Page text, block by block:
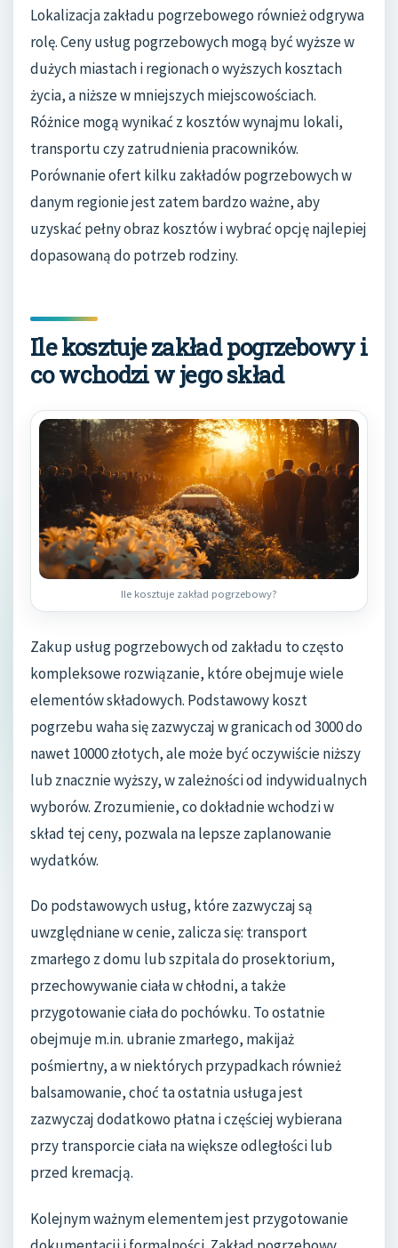
Lokalizacja zakładu pogrzebowego również odgrywa
rolę. Ceny usług pogrzebowych mogą być wyższe w
dużych miastach i regionach o wyższych kosztach
życia, a niższe w mniejszych miejscowościach.
Różnice mogą wynikać z kosztów wynajmu lokali,
transportu czy zatrudnienia pracowników.
Porównanie ofert kilku zakładów pogrzebowych w
danym regionie jest zatem bardzo ważne, aby
uzyskać pełny obraz kosztów i wybrać opcję najlepiej
dopasowaną do potrzeb rodziny.
Ile kosztuje zakład pogrzebowy i
co wchodzi w jego skład
Ile kosztuje zakład pogrzebowy?
Zakup usług pogrzebowych od zakładu to często
kompleksowe rozwiązanie, które obejmuje wiele
elementów składowych. Podstawowy koszt
pogrzebu waha się zazwyczaj w granicach od 3000 do
nawet 10000 złotych, ale może być oczywiście niższy
lub znacznie wyższy, w zależności od indywidualnych
wyborów. Zrozumienie, co dokładnie wchodzi w
skład tej ceny, pozwala na lepsze zaplanowanie
wydatków.
Do podstawowych usług, które zazwyczaj są
uwzględniane w cenie, zalicza się: transport
zmarłego z domu lub szpitala do prosektorium,
przechowywanie ciała w chłodni, a także
przygotowanie ciała do pochówku. To ostatnie
obejmuje m.in. ubranie zmarłego, makijaż
pośmiertny, a w niektórych przypadkach również
balsamowanie, choć ta ostatnia usługa jest
zazwyczaj dodatkowo płatna i częściej wybierana
przy transporcie ciała na większe odległości lub
przed kremacją.
Kolejnym ważnym elementem jest przygotowanie